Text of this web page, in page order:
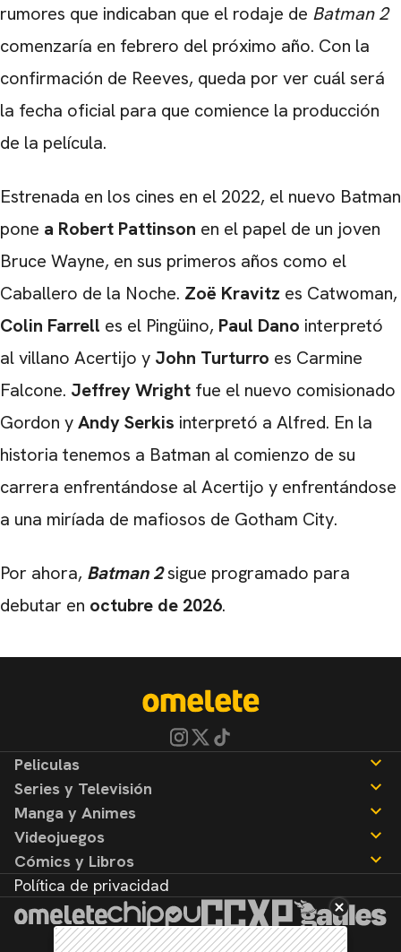
rumores que indicaban que el rodaje de Batman 2
comenzaría en febrero del próximo año. Con la
confirmación de Reeves, queda por ver cuál será
la fecha oficial para que comience la producción
de la película.
Estrenada en los cines en el 2022, el nuevo Batman
pone a Robert Pattinson en el papel de un joven
Bruce Wayne, en sus primeros años como el
Caballero de la Noche. Zoë Kravitz es Catwoman,
Colin Farrell es el Pingüino, Paul Dano interpretó
al villano Acertijo y John Turturro es Carmine
Falcone. Jeffrey Wright fue el nuevo comisionado
Gordon yAndy Serkis interpretó a Alfred. En la
historia tenemos a Batman al comienzo de su
carrera enfrentándose al Acertijo y enfrentándose
a una miríada de mafiosos de Gotham City.
Por ahora, Batman 2sigue programado para
debutar en octubre de 2026.
Peliculas
Noticias
Reseñas
Series y Televisión
Noticias
Reseñas
Manga y Animes
Noticias
Reseñas
Videojuegos
Noticias
Reseñas
Cómics y Libros
Noticias
Reseñas
Política de privacidad